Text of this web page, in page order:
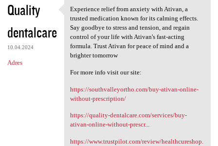
Quality
dentalcare
10.04.2024
Adres
Experience relief from
Experience relief from anxiety with Ativan, a
trusted medication known for its calming effects.
Say goodbye to stress and tension, and regain
control of your life with Ativan's fast-acting
formula. Trust Ativan for peace of mind and a
brighter tomorrow
For more info visit our site:
https://southvalleyortho.com/buy-ativan-online-
without-prescription/
https://quality-dentalcare.com/services/buy-
ativan-online-without-prescr...
https://www.trustpilot.com/review/healthcureshop.